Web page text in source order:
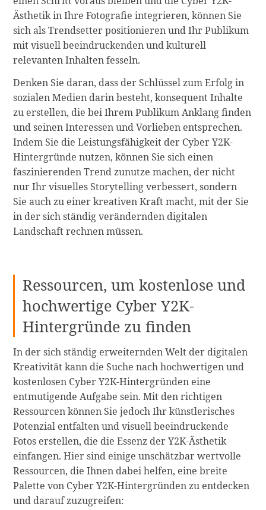
Ästhetik in Ihre Fotografie integrieren, können Sie
sich als Trendsetter positionieren und Ihr Publikum
mit visuell beeindruckenden und kulturell
relevanten Inhalten fesseln.
Denken Sie daran, dass der Schlüssel zum Erfolg in
sozialen Medien darin besteht, konsequent Inhalte
zu erstellen, die bei Ihrem Publikum Anklang finden
und seinen Interessen und Vorlieben entsprechen.
Indem Sie die Leistungsfähigkeit der Cyber Y2K-
Hintergründe nutzen, können Sie sich einen
faszinierenden Trend zunutze machen, der nicht
nur Ihr visuelles Storytelling verbessert, sondern
Sie auch zu einer kreativen Kraft macht, mit der Sie
in der sich ständig verändernden digitalen
Landschaft rechnen müssen.
Ressourcen, um kostenlose und
hochwertige Cyber Y2K-
Hintergründe zu finden
In der sich ständig erweiternden Welt der digitalen
Kreativität kann die Suche nach hochwertigen und
kostenlosen Cyber Y2K-Hintergründen eine
entmutigende Aufgabe sein. Mit den richtigen
Ressourcen können Sie jedoch Ihr künstlerisches
Potenzial entfalten und visuell beeindruckende
Fotos erstellen, die die Essenz der Y2K-Ästhetik
einfangen. Hier sind einige unschätzbar wertvolle
Ressourcen, die Ihnen dabei helfen, eine breite
Palette von Cyber Y2K-Hintergründen zu entdecken
und darauf zuzugreifen: